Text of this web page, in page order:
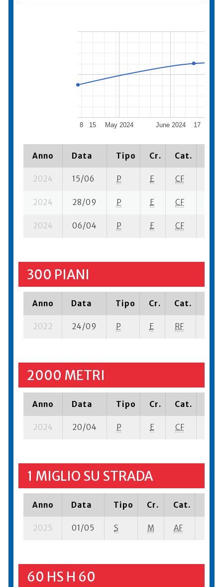
May 2024 June 2024
8 15 17
Anno Data Tipo Cr. Cat.
2024 15/06 P E CF
2024 28/09 P E CF
2024 06/04 P E CF
300 PIANI
Anno Data Tipo Cr. Cat.
2022 24/09 P E RF
2000 METRI
Anno Data Tipo Cr. Cat.
2024 20/04 P E CF
1 MIGLIO SU STRADA
Anno Data Tipo Cr. Cat.
2025 01/05 S M AF
60 HS H 60